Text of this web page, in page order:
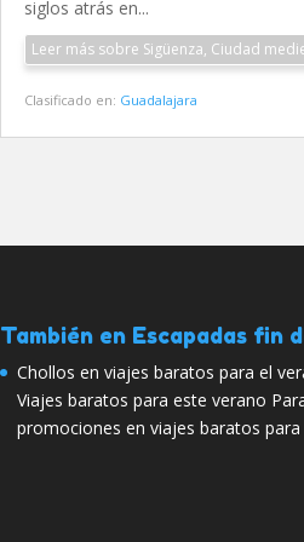
siglos atrás en...
Leer más sobre Sigüenza, Ciudad
Clasificado en: Guadalajara
También en Escapadas fin
Chollos en viajes baratos para el
Viajes baratos para este verano
promociones en viajes baratos